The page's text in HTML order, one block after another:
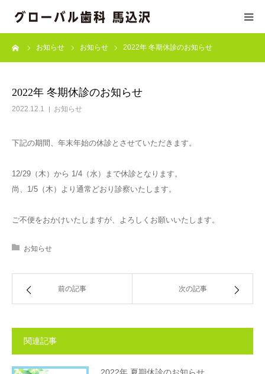
お知らせ お知らせ 2022年 冬期休診のお知らせ
2022年 冬期休診のお知らせ
2022.12.1 お知らせ
下記の期間、年末年始の休診とさせていただきます。
12/29（木）から 1/4（水）まで休診となります。
尚、1/5（木）より通常どおり診察いたします。
ご不便をおかけいたしますが、よろしくお願いいたします。
お知らせ
前の記事 次の記事
関連記事
初めての方へ
ドクター/スタッフ紹介
訪問診療
診療時間/アクセス